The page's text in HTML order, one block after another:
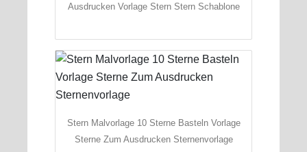
Ausdrucken Vorlage Stern Stern Schablone
Stern Malvorlage 10 Sterne Basteln Vorlage
Sterne Zum Ausdrucken Sternenvorlage